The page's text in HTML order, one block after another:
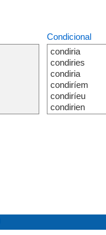
Condicional
condiria
condiries
condiria
condiríem
condiríeu
condirien